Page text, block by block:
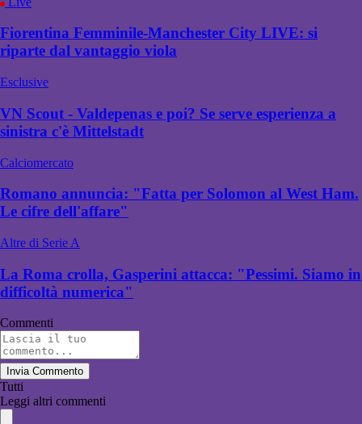
Fiorentina Femminile-Manchester City LIVE: si
riparte dal vantaggio viola
Esclusive
VN Scout - Valdepenas e poi? Se serve esperienza a
sinistra c'è Mittelstadt
Calciomercato
Romano annuncia: "Fatta per Solomon al West Ham.
Le cifre dell'affare"
Altre di Serie A
La Roma crolla, Gasperini attacca: "Pessimi. Siamo in
difficoltà numerica"
Commenti
Invia Commento
Tutti
Leggi altri commenti